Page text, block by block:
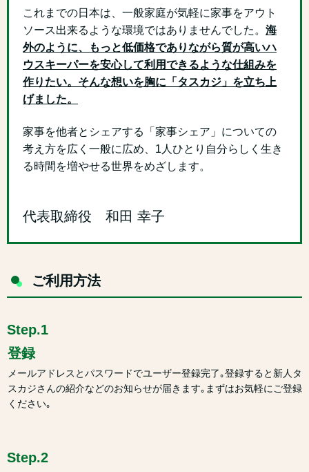
これまでの日本は、一般家庭が気軽に家事をアウト
ソース出来るような環境ではありませんでした。 海
外のように、もっと低価格でありながら質が高いハ
ウスキーパーを安心して利用できるような仕組みを
作りたい。そんな想いを胸に「タスカジ」を立ち上
げました。
家事を他者とシェアする「家事シェア」についての
考え方を広く一般に広め、1人ひとり自分らしく生き
る時間を増やせる世界をめざします。
代表取締役 和田 幸子
ご利用方法
Step.1
登録
メールアドレスとパスワードでユーザー登録完了｡登録すると新人タ
スカジさんの紹介などのお知らせが届きます｡まずはお気軽にご登録
ください｡
Step.2